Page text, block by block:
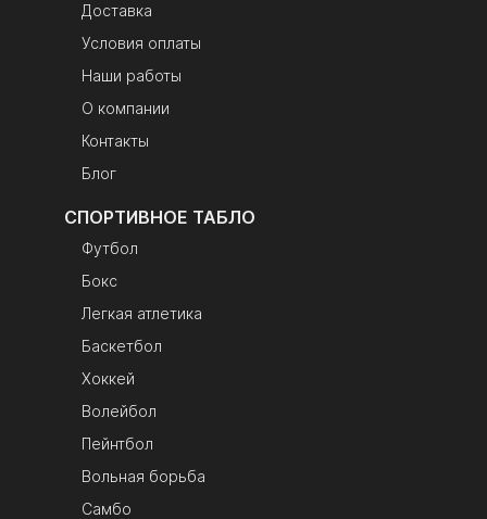
Комплект
Доставка
Условия оплаты
Наши работы
О компании
Контакты
Блог
СПОРТИВНОЕ ТАБЛО
Футбол
Бокс
Легкая атлетика
Баскетбол
Хоккей
Волейбол
Пейнтбол
Вольная борьба
Самбо